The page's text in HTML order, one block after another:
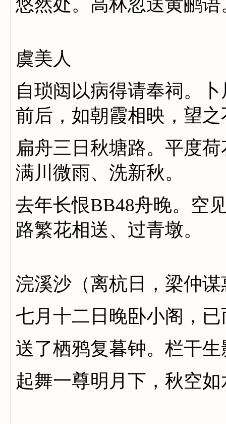
悠然处。高林忽送黄鹂
虞美人
自琐闼以病得请奉祠。
前后，如朝霞相映，望
扁舟三日秋塘路。平度
满川微雨、洗新秋。
去年长恨BB48舟晚。空
路繁花相送、过青墩。
浣溪沙（离杭日，梁仲
七月十二日晚卧小阁，
送了栖鸦复暮钟。栏干
起舞一尊明月下，秋空